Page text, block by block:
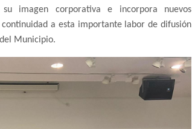
imagen corporativa e incorpora nuevos
a esta importante labor de difusión
Municipio.